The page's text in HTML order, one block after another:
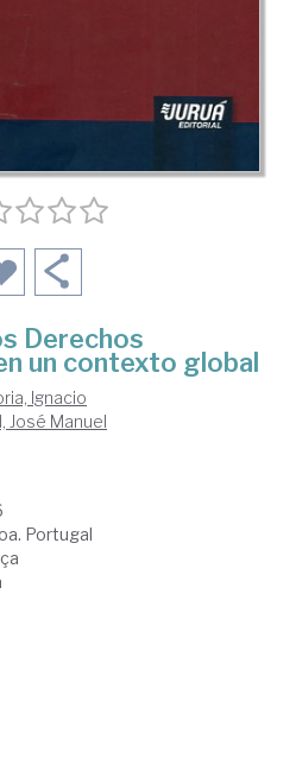
Derechos
un contexto global
Ignacio
José Manuel
Portugal